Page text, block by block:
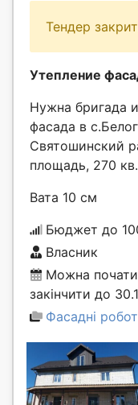
Тендер
Утепление
Нужна бригада
фасада в
Святошинский
площадь, 270
Вата 10 см
Бюджет до
Власник
Можна почати
закінчити до
Фасадні